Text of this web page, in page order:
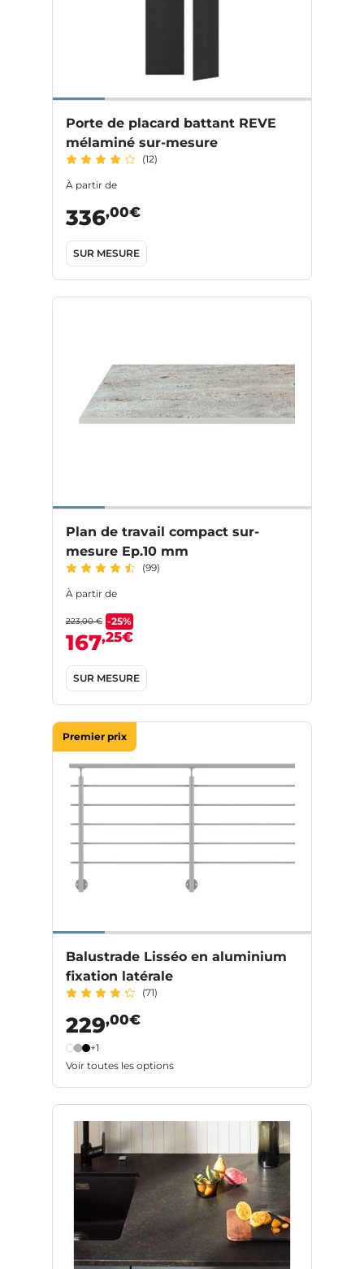
Porte de placard battant REVE
mélaminé sur-mesure
(12)
À partir de
336,00€
SUR MESURE
Plan de travail compact sur-
mesure Ep.10 mm
(99)
À partir de
223,00 € -25%
167,25€
SUR MESURE
Premier prix
Balustrade Lisséo en aluminium
fixation latérale
(71)
229,00€
+1
Voir toutes les options